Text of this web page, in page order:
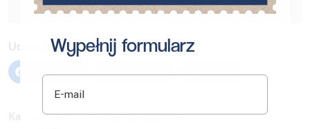
Udostępnij:
Kategorie artykułu:Woreczki strunowe
Wypełnij formularz
E-mail